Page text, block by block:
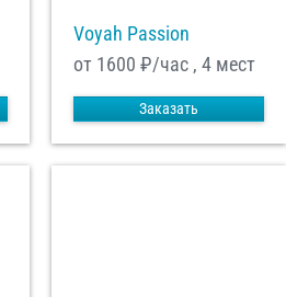
Voyah Passion
от 1600 ₽/час , 4 мест
Заказать